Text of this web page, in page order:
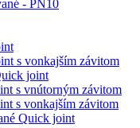
- PN10
s vonkajším závitom
joint
s vnútorným závitom
s vonkajším závitom
Quick joint